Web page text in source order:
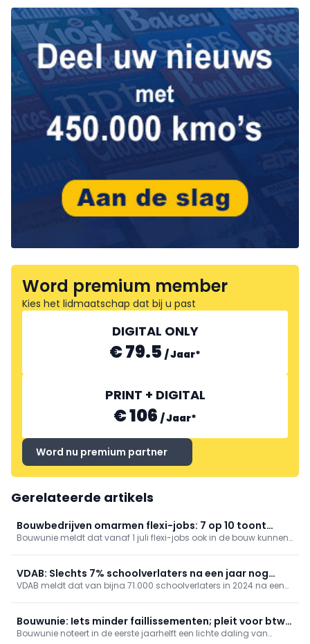
Word premium member
Kies het lidmaatschap dat bij u past
DIGITAL ONLY
€ 79.5 /Jaar*
PRINT + DIGITAL
€ 106 /Jaar*
Word nu premium partner
Gerelateerde artikels
Bouwbedrijven omarmen flexi-jobs: 7 op 10 toont
interesse
Bouwunie meldt dat vanaf 1 juli flexi-jobs ook in de bouw kunnen.
flexi’s als vervanging. Bedrijven vrezen kandidaatenschaarste en
administratie.
VDAB: Slechts 7% schoolverlaters na een jaar nog
werkzoekend
VDAB meldt dat van bijna 71.000 schoolverlaters in 2024 na een
kansen; STEM, zorg en bouw scoren sterk. Hoger diploma: 3%
werkzoekend; zonder kwalificatie: 23%.
Bouwunie: Iets minder faillissementen; pleit voor btw-
verlaging nieuwbouw
Bouwunie noteert in de eerste jaarhelft een lichte daling van